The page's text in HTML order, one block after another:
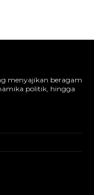
menyajikan beragam
politik, hingga